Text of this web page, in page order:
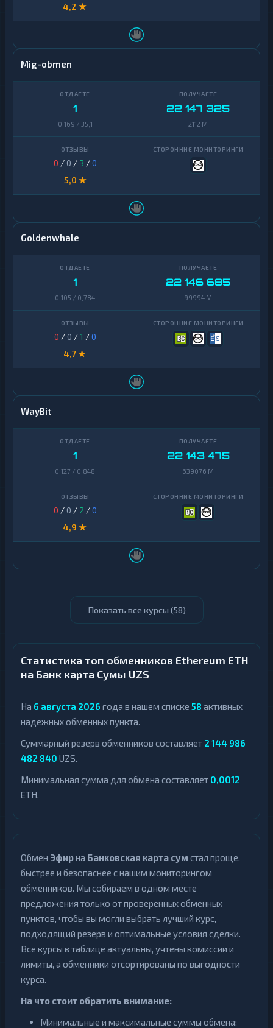
4,2 ★
Mig-obmen
1
0,169 / 35,1
22 147 325
2112 M
0 / 0 / 3 /0
5,0 ★
Goldenwhale
1
0,105 / 0,784
22 146 685
99994 M
0 / 0 /1 /0
4,7 ★
WayBit
1
0,127 / 0,848
22 143 475
639076 M
0 / 0 / 2 /0
4,9 ★
Показать все курсы (58)
Статистика топ обменников Ethereum ETH
на Банк карта Сумы UZS
На 6 августа 2026 года в нашем списке 58 активных
надежных обменных пункта.
Суммарный резерв обменников составляет 2 144 986
482 840 UZS.
Минимальная сумма для обмена составляет 0,0012
ETH.
Обмен Эфирна Банковская карта сум стал проще,
быстрее и безопаснее с нашим мониторингом
обменников. Мы собираем в одном месте
предложения только от проверенных обменных
пунктов, чтобы вы могли выбрать лучший курс,
подходящий резерв и оптимальные условия сделки.
Все курсы в таблице актуальны, учтены комиссии и
лимиты, а обменники отсортированы по выгодности
курса.
На что стоит обратить внимание:
Минимальные и максимальные суммы обмена;